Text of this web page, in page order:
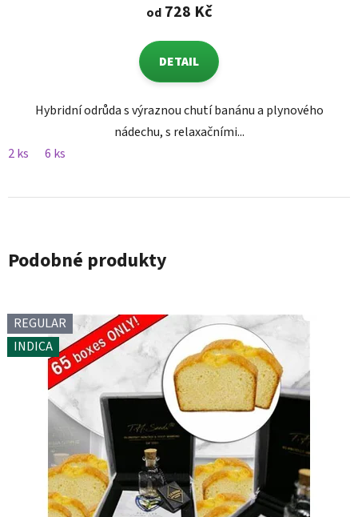
od728 Kč
DETAIL
Hybridní odrůda s výraznou chutí banánu a plynového
nádechu, s relaxačními...
2 ks
6 ks
Podobné produkty
REGULAR
INDICA